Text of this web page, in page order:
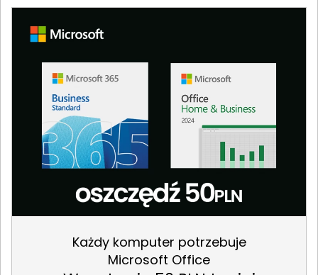
Każdy komputer potrzebuje
Microsoft Office